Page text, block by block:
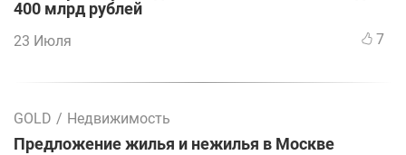
400 млрд рублей
23 Июля 7
GOLD / Недвижимость
Предложение жилья и нежилья в Москве